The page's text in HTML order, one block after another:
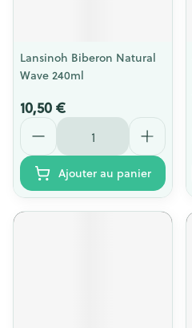
Lansinoh Biberon Natural
Wave 240ml
10,50 €
Quantité
Ajouter au panier